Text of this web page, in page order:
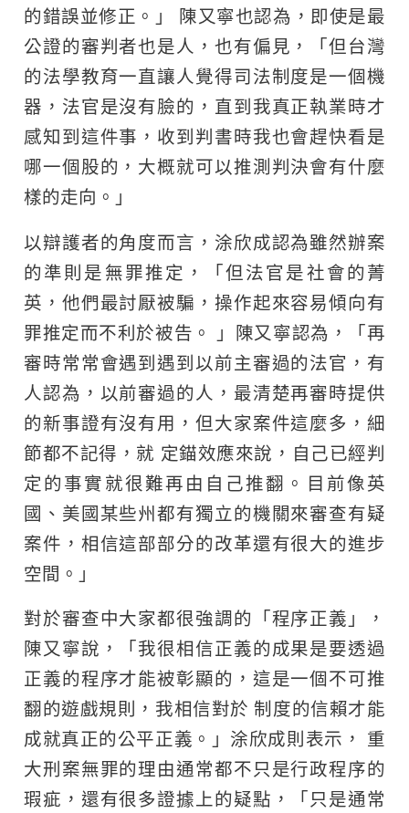
的錯誤並修正。」 陳又寧也認為，即使是最
公證的審判者也是人，也有偏見，「但台灣
的法學教育一直讓人覺得司法制度是一個機
器，法官是沒有臉的，直到我真正執業時才
感知到這件事，收到判書時我也會趕快看是
哪一個股的，大概就可以推測判決會有什麼
樣的走向。」
以辯護者的角度而言，涂欣成認為雖然辦案
的準則是無罪推定，「但法官是社會的菁
英，他們最討厭被騙，操作起來容易傾向有
罪推定而不利於被告。 」陳又寧認為，「再
審時常常會遇到遇到以前主審過的法官，有
人認為，以前審過的人，最清楚再審時提供
的新事證有沒有用，但大家案件這麼多，細
節都不記得，就 定錨效應來說，自己已經判
定的事實就很難再由自己推翻。目前像英
國、美國某些州都有獨立的機關來審查有疑
案件，相信這部部分的改革還有很大的進步
空間。」
對於審查中大家都很強調的「程序正義」，
陳又寧說，「我很相信正義的成果是要透過
正義的程序才能被彰顯的，這是一個不可推
翻的遊戲規則，我相信對於 制度的信賴才能
成就真正的公平正義。」涂欣成則表示， 重
大刑案無罪的理由通常都不只是行政程序的
瑕疵，還有很多證據上的疑點，「只是通常